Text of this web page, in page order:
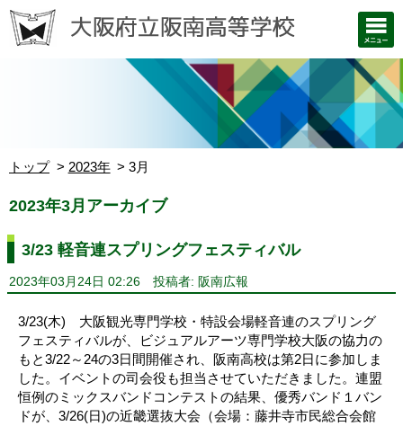
トップ 2023年 3月
2023年3月アーカイブ
3/23 軽音連スプリングフェスティバル
2023年03月24日 02:26 投稿者: 阪南広報
3/23(木) 大阪観光専門学校・特設会場軽音連のスプリング
フェスティバルが、ビジュアルアーツ専門学校大阪の協力の
もと3/22～24の3日間開催され、阪南高校は第2日に参加しま
した。イベントの司会役も担当させていただきました。連盟
恒例のミックスバンドコンテストの結果、優秀バンド１バン
ドが、3/26(日)の近畿選抜大会（会場：藤井寺市民総合会館